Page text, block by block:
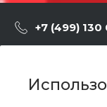
+7 (499) 130
г. Москва,